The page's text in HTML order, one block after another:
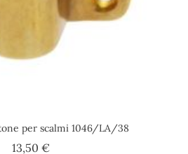
per scalmi 1046/LA/38
13,50 €Prezzo